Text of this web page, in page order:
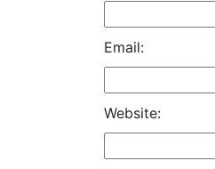
Email:
Website: